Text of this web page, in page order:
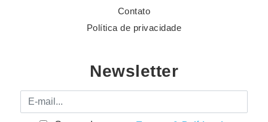
Contato
Política de privacidade
Newsletter
E-mail